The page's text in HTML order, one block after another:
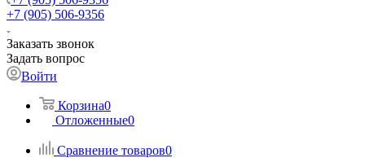
+7 (905) 506-9356
Заказать звонок
Задать вопрос
Войти
Корзина0
Отложенные0
Сравнение товаров0